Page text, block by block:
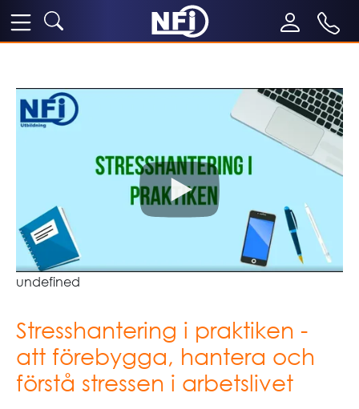
undefined
Stresshantering i praktiken -
att förebygga, hantera och
förstå stressen i arbetslivet